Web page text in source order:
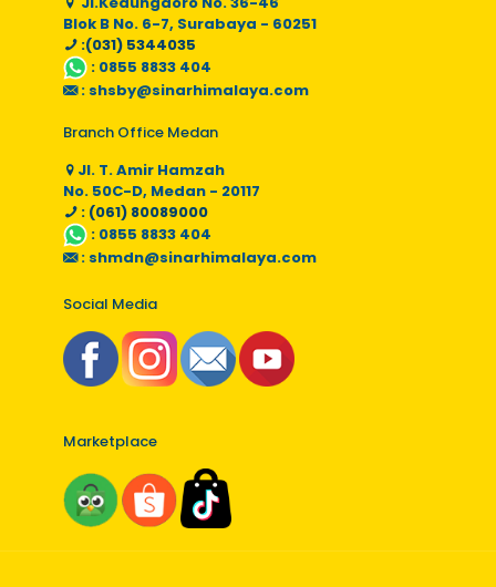
Blok B No. 6-7, Surabaya - 60251
:(031) 5344035
: 0855 8833 404
: shsby@sinarhimalaya.com
Branch Office Medan
Jl. T. Amir Hamzah
No. 50C-D, Medan - 20117
: (061) 80089000
: 0855 8833 404
: shmdn@sinarhimalaya.com
Social Media
Marketplace